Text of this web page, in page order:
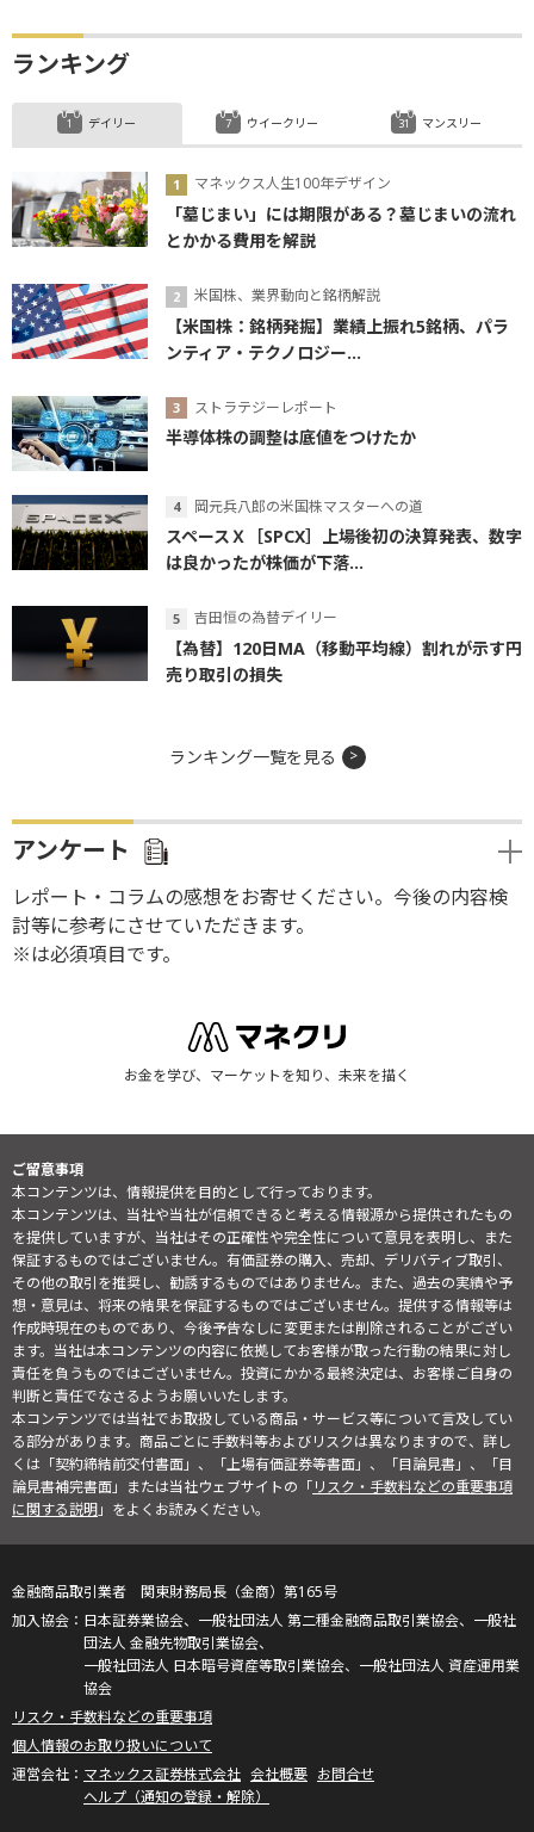
ランキング
デイリー
マネックス人生100年デザイン
「墓じまい」には期限がある？墓じまいの流れ
とかかる費用を解説
米国株、業界動向と銘柄解説
【米国株：銘柄発掘】業績上振れ5銘柄、パラ
ンティア・テクノロジー...
ストラテジーレポート
半導体株の調整は底値をつけたか
岡元兵八郎の米国株マスターへの道
スペースＸ［SPCX］上場後初の決算発表、数字
は良かったが株価が下落...
吉田恒の為替デイリー
【為替】120日MA（移動平均線）割れが示す円
売り取引の損失
ウイークリー マンスリー
ランキング一覧を見る
アンケート
レポート・コラムの感想をお寄せください。今後の内容検
討等に参考にさせていただきます。
※は必須項目です。
お金を学び、マーケットを知り、未来を描く
ご留意事項
本コンテンツは、情報提供を目的として行っております。
本コンテンツは、当社や当社が信頼できると考える情報源から提供されたもの
を提供していますが、当社はその正確性や完全性について意見を表明し、また
保証するものではございません。有価証券の購入、売却、デリバティブ取引、
その他の取引を推奨し、勧誘するものではありません。また、過去の実績や予
想・意見は、将来の結果を保証するものではございません。提供する情報等は
作成時現在のものであり、今後予告なしに変更または削除されることがござい
ます。当社は本コンテンツの内容に依拠してお客様が取った行動の結果に対し
責任を負うものではございません。投資にかかる最終決定は、お客様ご自身の
判断と責任でなさるようお願いいたします。
本コンテンツでは当社でお取扱している商品・サービス等について言及してい
る部分があります。商品ごとに手数料等およびリスクは異なりますので、詳し
くは「契約締結前交付書面」、「上場有価証券等書面」、「目論見書」、「目
論見書補完書面」または当社ウェブサイトの「リスク・手数料などの重要事項
に関する説明」をよくお読みください。
金融商品取引業者 関東財務局長（金商）第165号
日本証券業協会、一般社団法人 第二種金融商品取引業協会、一般社
団法人 金融先物取引業協会、
一般社団法人 日本暗号資産等取引業協会、一般社団法人 資産運用業
協会
リスク・手数料などの重要事項
個人情報のお取り扱いについて
マネックス証券株式会社 会社概要 お問合せ
ヘルプ（通知の登録・解除）